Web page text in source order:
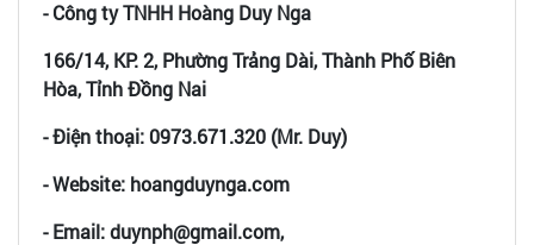
- Công ty TNHH Hoàng Duy Nga
166/14, KP. 2, Phường Trảng Dài, Thành Phố Biên
Hòa, Tỉnh Đồng Nai
- Điện thoại: 0973.671.320 (Mr. Duy)
- Website: hoangduynga.com
- Email: duynph@gmail.com,